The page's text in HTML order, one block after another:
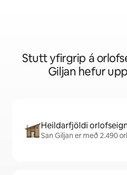
Stutt yfirgrip á
Giljan hefur
Heildarfjöldi
San Giljan er með 2.490